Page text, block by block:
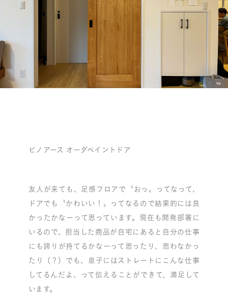
ピノアース オーダペイントドア
友人が来ても、足感フロアで〝おっ〟ってなって、
ドアでも〝かわいい！〟ってなるので結果的には良
かったかなーって思っています。現在も開発部署に
いるので、担当した商品が自宅にあると自分の仕事
にも誇りが持てるかなーって思ったり、思わなかっ
たり（？）でも、息子にはストレートにこんな仕事
してるんだよ、って伝えることができて、満足して
います。